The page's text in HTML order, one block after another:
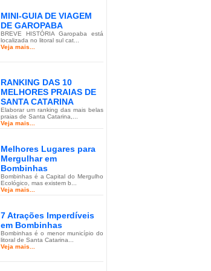
MINI-GUIA DE VIAGEM
DE GAROPABA
BREVE HISTÓRIA Garopaba está
localizada no litoral sul cat...
Veja mais...
RANKING DAS 10
MELHORES PRAIAS DE
SANTA CATARINA
Elaborar um ranking das mais belas
praias de Santa Catarina,...
Veja mais...
Melhores Lugares para
Mergulhar em
Bombinhas
Bombinhas é a Capital do Mergulho
Ecológico, mas existem b...
Veja mais...
7 Atrações Imperdíveis
em Bombinhas
Bombinhas é o menor município do
litoral de Santa Catarina...
Veja mais...